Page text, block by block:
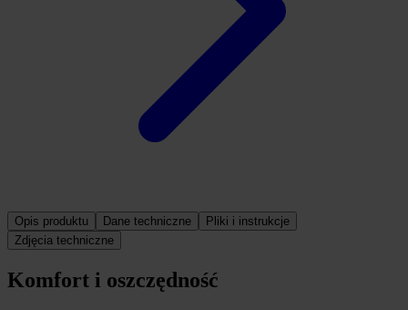
Szczegóły produktu
Opis produktu Dane techniczne
Pliki i instrukcje
Zdjęcia techniczne
Komfort i oszczędność